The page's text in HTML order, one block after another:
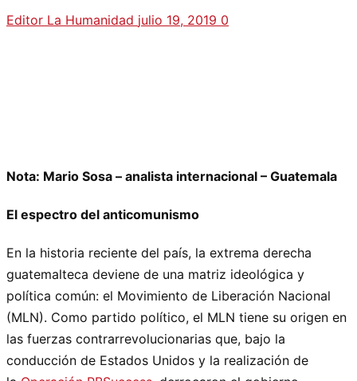
Editor La Humanidad julio 19, 2019 0
Nota: Mario Sosa – analista internacional – Guatemala
El espectro del anticomunismo
En la historia reciente del país, la extrema derecha
guatemalteca deviene de una matriz ideológica y
política común: el Movimiento de Liberación Nacional
(MLN). Como partido político, el MLN tiene su origen en
las fuerzas contrarrevolucionarias que, bajo la
conducción de Estados Unidos y la realización de